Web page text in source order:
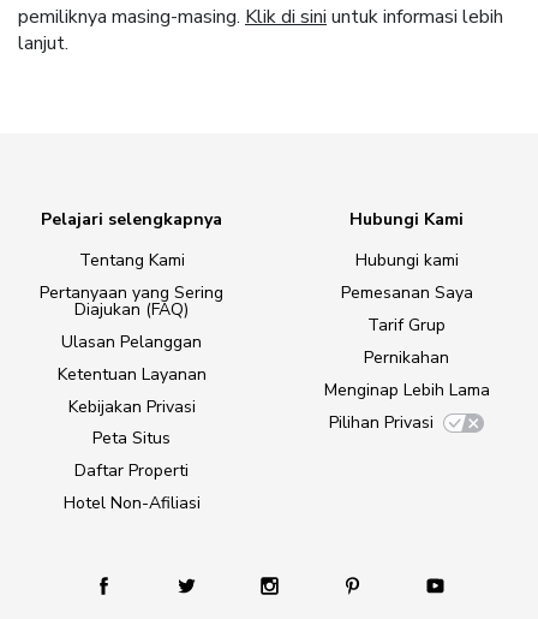
pemiliknya masing-masing. Klik di sini untuk informasi lebih
lanjut.
Pelajari selengkapnya
Tentang Kami
Pertanyaan yang Sering
Diajukan (FAQ)
Ulasan Pelanggan
Ketentuan Layanan
Kebijakan Privasi
Peta Situs
Daftar Properti
Hotel Non-Afiliasi
Hubungi Kami
Hubungi kami
Pemesanan Saya
Tarif Grup
Pernikahan
Menginap Lebih Lama
Pilihan Privasi